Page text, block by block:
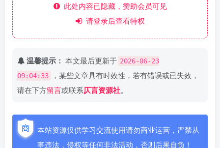
此处内容已隐藏，赞助会员可见
请登录后查看特权
温馨提示： 本文最后更新于 2026-06-23
09:04:33
，某些文章具有时效性，若有错误或已失效，
请在下方留言或联系仄言资源社。
本站资源仅供学习交流使用请勿商业运营，严禁从
事违法，侵权等任何非法活动，否则后果自负！